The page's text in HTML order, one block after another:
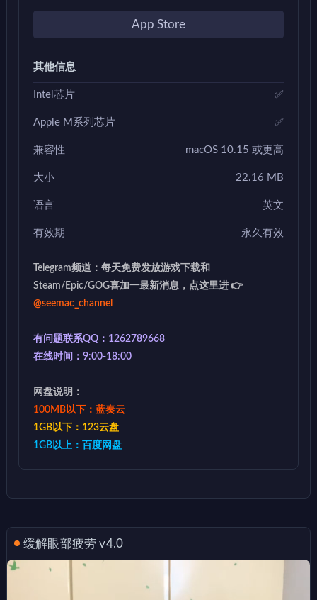
App Store
其他信息
Intel芯片 ✅
Apple M系列芯片 ✅
兼容性 macOS 10.15 或更高
大小 22.16 MB
语言 英文
有效期 永久有效
Telegram频道：每天免费发放游戏下载和
Steam/Epic/GOG喜加一最新消息，点这里进 👉
@seemac_channel
有问题联系QQ：1262789668
在线时间：9:00-18:00
网盘说明：
100MB以下：蓝奏云
1GB以下：123云盘
1GB以上：百度网盘
缓解眼部疲劳 v4.0